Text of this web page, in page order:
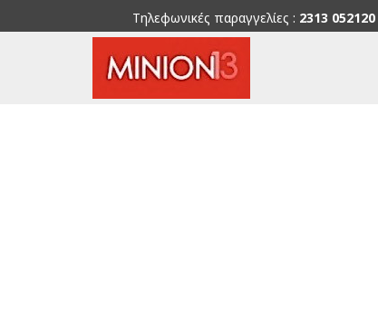
Τηλεφωνικές παραγγελίες : 2313 052120